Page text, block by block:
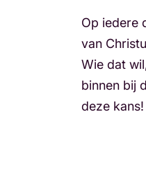
Op iedere
van
Wie dat
binnen bij
deze kans!